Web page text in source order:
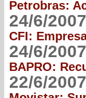
Petrobras:
24/6/2007
CFI:
24/6/2007
BAPRO:
22/6/2007